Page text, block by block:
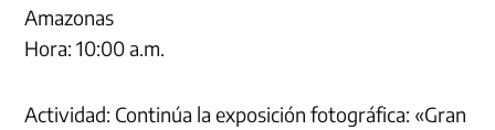
Amazonas
Hora: 10:00 a.m.
Actividad: Continúa la exposición fotográfica: «Gran